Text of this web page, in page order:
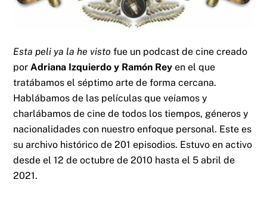
Esta peli ya la he visto fue un podcast de cine creado
por Adriana Izquierdo y Ramón Rey en el que
tratábamos el séptimo arte de forma cercana.
Hablábamos de las películas que veíamos y
charlábamos de cine de todos los tiempos, géneros y
nacionalidades con nuestro enfoque personal. Este es
su archivo histórico de 201 episodios. Estuvo en activo
desde el 12 de octubre de 2010 hasta el 5 abril de
2021.